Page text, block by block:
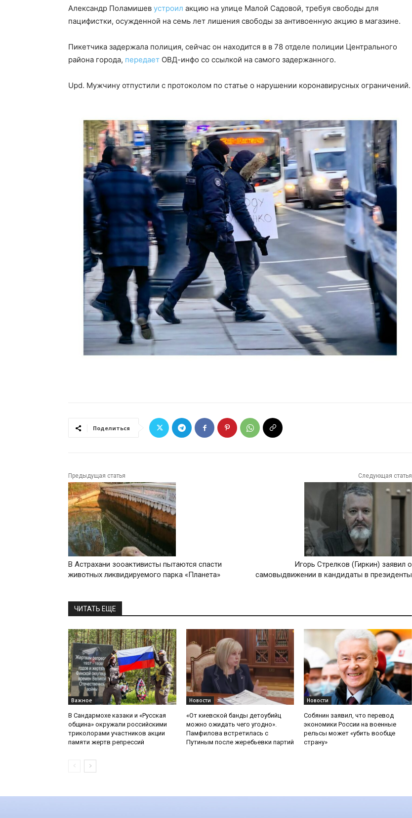
Александр Поламишев устроил акцию на улице Малой Садовой, требуя свободы для
пацифистки, осужденной на семь лет лишения свободы за антивоенную акцию в магазине.
Пикетчика задержала полиция, сейчас он находится в в 78 отделе полиции Центрального
района города, передает ОВД-инфо со ссылкой на самого задержанного.
Upd. Мужчину отпустили с протоколом по статье о нарушении коронавирусных ограничений.
Поделиться
Предыдущая статья
В Астрахани зооактивисты пытаются спасти
животных ликвидируемого парка «Планета»
Следующая статья
Игорь Стрелков (Гиркин) заявил о
самовыдвижении в кандидаты в президенты
ЧИТАТЬ ЕЩЕ
Важное
В Сандармохе казаки и «Русская
община» окружали российскими
триколорами участников акции
памяти жертв репрессий
Новости
«От киевской банды детоубийц
можно ожидать чего угодно».
Памфилова встретилась с
Путиным после жеребьевки партий
Новости
Собянин заявил, что перевод
экономики России на военные
рельсы может «убить вообще
страну»